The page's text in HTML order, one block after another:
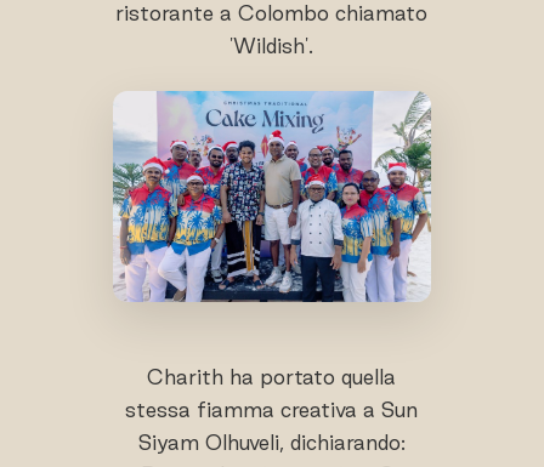
ristorante a Colombo chiamato
'Wildish'.
Charith ha portato quella
stessa fiamma creativa a Sun
Siyam Olhuveli, dichiarando: